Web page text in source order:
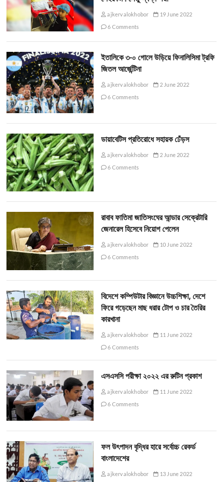
ajkervalokhobor
19 June 2022
6 Comments
ইতালিকে ৩-০ গোলে উড়িয়ে ফিনালিসিমা ট্রফি
জিতল আর্জেন্টিনা
ajkervalokhobor
2 June 2022
6 Comments
ডায়াবেটিস প্রতিরোধে সহায়ক ঢেঁড়স
ajkervalokhobor
2 June 2022
6 Comments
রাবাব ফাতিমা জাতিসংঘের আন্ডার সেক্রেটারি
জেনারেল হিসেবে নিয়োগ পেলেন
ajkervalokhobor
10 June 2022
6 Comments
বিদেশে কম্পিউটার বিজ্ঞানে উচ্চশিক্ষা, দেশে
ফিরে গড়েছেন মাছ ধরার টোপ ও চার তৈরির
কারখানা
ajkervalokhobor
11 June 2022
6 Comments
এসএসসি পরীক্ষা ২০২২ এর রুটিন প্রকাশ
ajkervalokhobor
11 June 2022
6 Comments
ফল উৎপাদন বৃদ্ধির হারে সর্বোচ্চ রেকর্ড
বাংলাদেশের
ajkervalokhobor 13 June 2022